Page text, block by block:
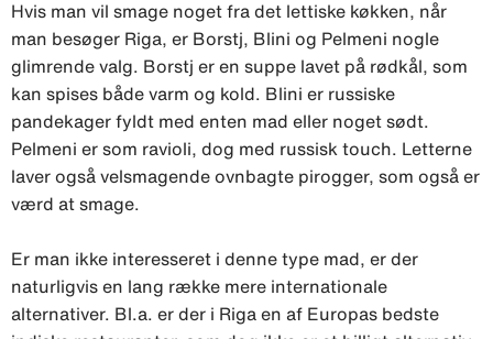
Hvis man vil smage noget fra det lettiske køkken, når
man besøger Riga, er Borstj, Blini og Pelmeni nogle
glimrende valg. Borstj er en suppe lavet på rødkål, som
kan spises både varm og kold. Blini er russiske
pandekager fyldt med enten mad eller noget sødt.
Pelmeni er som ravioli, dog med russisk touch. Letterne
laver også velsmagende ovnbagte pirogger, som også er
værd at smage.
Er man ikke interesseret i denne type mad, er der
naturligvis en lang række mere internationale
alternativer. Bl.a. er der i Riga en af Europas bedste